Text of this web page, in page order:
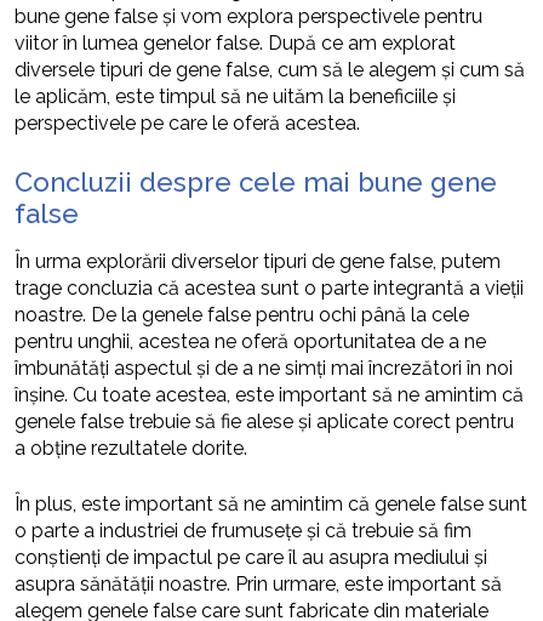
bune gene false și vom explora perspectivele pentru
viitor în lumea genelor false. După ce am explorat
diversele tipuri de gene false, cum să le alegem și cum să
le aplicăm, este timpul să ne uităm la beneficiile și
perspectivele pe care le oferă acestea.
Concluzii despre cele mai bune gene
false
În urma explorării diverselor tipuri de gene false, putem
trage concluzia că acestea sunt o parte integrantă a vieții
noastre. De la genele false pentru ochi până la cele
pentru unghii, acestea ne oferă oportunitatea de a ne
îmbunătăți aspectul și de a ne simți mai încrezători în noi
înșine. Cu toate acestea, este important să ne amintim că
genele false trebuie să fie alese și aplicate corect pentru
a obține rezultatele dorite.
În plus, este important să ne amintim că genele false sunt
o parte a industriei de frumusețe și că trebuie să fim
conștienți de impactul pe care îl au asupra mediului și
asupra sănătății noastre. Prin urmare, este important să
alegem genele false care sunt fabricate din materiale